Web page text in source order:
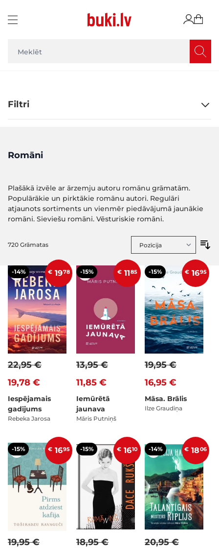
Filtri
Romāni
Plašākā izvēle ar ārzemju autoru romānu grāmatām.
Populārākie un pirktākie romānu autori. Regulāri
atjaunots sortiments un vienmēr piedāvājumā jaunākie
romāni. Sieviešu romāni. Vēsturiskie romāni.
720 Grāmatas
-14% € 1978
19,78 €
22,95 €
Iespējamais
gadījums
Rebeka Jarosa
-15% € 1185
11,85 €
13,95 €
Iemūrētā
jaunava
Māris Putniņš
-15% € 1695
16,95 €
19,95 €
Māsa. Brālis
Ilze Graudiņa
-15% € 1695
19,95 €
-15% € 1610
18,95 €
-14% € 1806
20,95 €